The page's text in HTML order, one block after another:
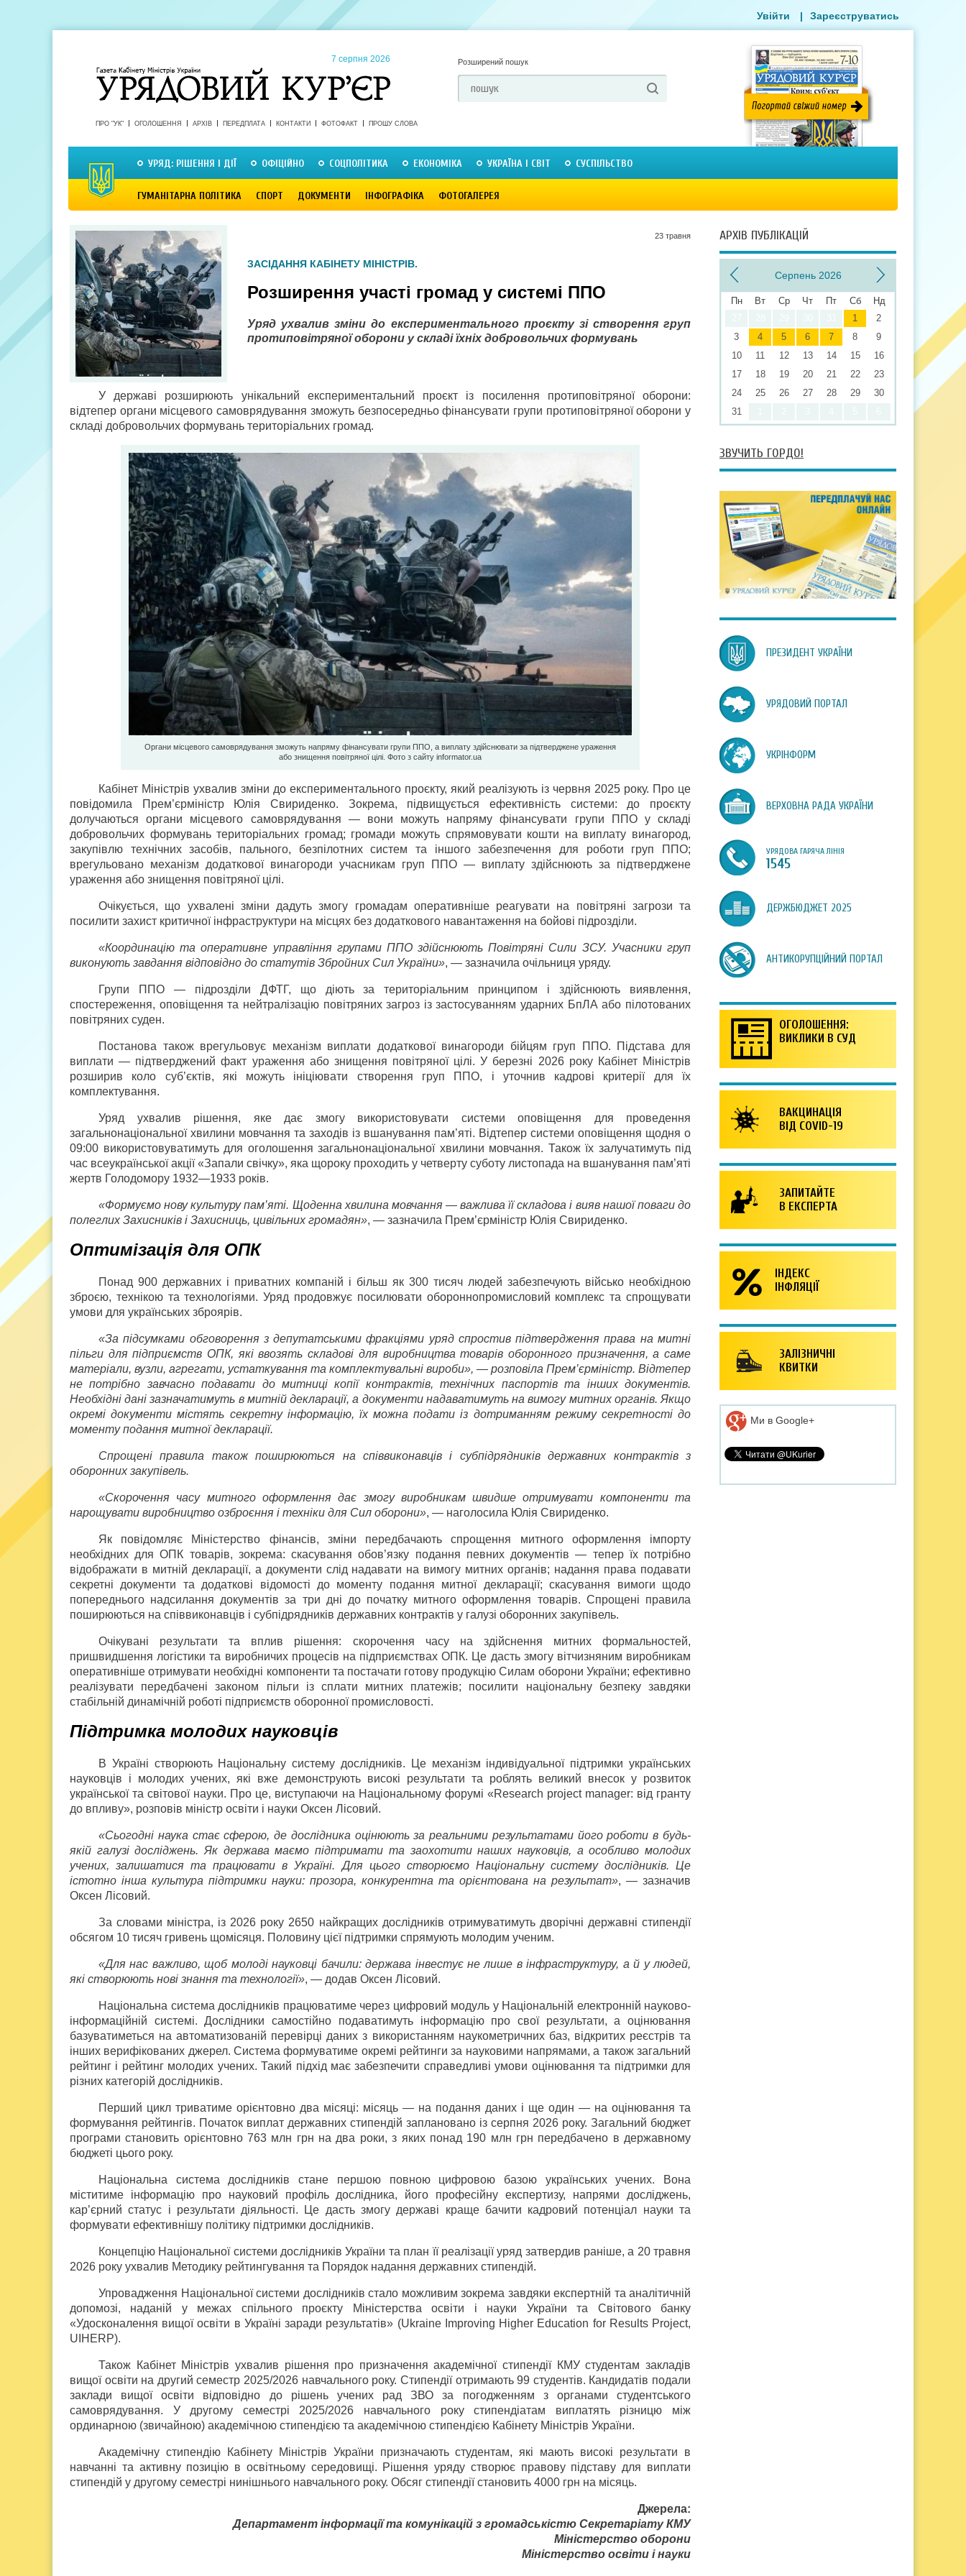
7 серпня 2026 Розширений пошук
ПРО "УК" ОГОЛОШЕННЯ АРХІВ ПЕРЕДПЛАТА КОНТАКТИ ФОТОФАКТ ПРОШУ СЛОВА
УРЯД: РІШЕННЯ І ДІЇ ОФІЦІЙНО СОЦПОЛІТИКА ЕКОНОМІКА УКРАЇНА І СВІТ СУСПІЛЬСТВО
ГУМАНІТАРНА ПОЛІТИКА СПОРТ ДОКУМЕНТИ ІНФОГРАФІКА ФОТОГАЛЕРЕЯ
Увійти | Зареєструватись
23 травня
ЗАСІДАННЯ КАБІНЕТУ МІНІСТРІВ.
Розширення участі громад у системі ППО
Уряд ухвалив зміни до експериментального проєкту зі створення груп
протиповітряної оборони у складі їхніх добровольчих формувань
У державі розширюють унікальний експериментальний проєкт із посилення протиповітряної оборони:
відтепер органи місцевого самоврядування зможуть безпосередньо фінансувати групи протиповітряної оборони у
складі добровольчих формувань територіальних громад.
Органи місцевого самоврядування зможуть напряму фінансувати групи ППО, а виплату здійснювати за підтверджене ураження
або знищення повітряної цілі. Фото з сайту informator.ua
Кабінет Міністрів ухвалив зміни до експериментального проєкту, який реалізують із червня 2025 року. Про це
повідомила Прем’єр­міністр Юлія Свириденко. Зокрема, підвищується ефективність системи: до проєкту
долучаються органи місцевого самоврядування — вони можуть напряму фінансувати групи ППО у складі
добровольчих формувань територіальних громад; громади можуть спрямовувати кошти на виплату винагород,
закупівлю технічних засобів, пального, безпілотних систем та іншого забезпечення для роботи груп ППО;
врегульовано механізм додаткової винагороди учасникам груп ППО — виплату здійснюють за підтверджене
ураження або знищення повітряної цілі.
Очікується, що ухвалені зміни дадуть змогу громадам оперативніше реагувати на повітряні загрози та
посилити захист критичної інфраструктури на місцях без додаткового навантаження на бойові підрозділи.
«Координацію та оперативне управління групами ППО здійснюють Повітряні Сили ЗСУ. Учасники груп
виконують завдання відповідно до статутів Збройних Сил України», — зазначила очільниця уряду.
Групи ППО — підрозділи ДФТГ, що діють за територіальним принципом і здійснюють виявлення,
спостереження, оповіщення та нейтралізацію повітряних загроз із застосуванням ударних БпЛА або пілотованих
повітряних суден.
Постанова також врегульовує механізм виплати додаткової винагороди бійцям груп ППО. Підстава для
виплати — підтверджений факт ураження або знищення повітряної цілі. У березні 2026 року Кабінет Міністрів
розширив коло суб’єктів, які можуть ініціювати створення груп ППО, і уточнив кадрові критерії для їх
комплектування.
Уряд ухвалив рішення, яке дає змогу використовувати системи оповіщення для проведення
загальнонаціональної хвилини мовчання та заходів із вшанування пам’яті. Відтепер системи оповіщення щодня о
09:00 використовуватимуть для оголошення загальнонаціональної хвилини мовчання. Також їх залучатимуть під
час всеукраїнської акції «Запали свічку», яка щороку проходить у четверту суботу листопада на вшанування пам’яті
жертв Голодомору 1932—1933 років.
«Формуємо нову культуру пам’яті. Щоденна хвилина мовчання — важлива її складова і вияв нашої поваги до
полеглих Захисників і Захисниць, цивільних громадян», — зазначила Прем’єр­міністр Юлія Свириденко.
Оптимізація для ОПК
Понад 900 державних і приватних компаній і більш як 300 тисяч людей забезпечують військо необхідною
зброєю, технікою та технологіями. Уряд продовжує посилювати оборонно­промисловий комплекс та спрощувати
умови для українських зброярів.
«За підсумками обговорення з депутатськими фракціями уряд спростив підтвердження права на митні
пільги для підприємств ОПК, які ввозять складові для виробництва товарів оборонного призначення, а саме
матеріали, вузли, агрегати, устаткування та комплектувальні вироби», — розповіла Прем’єр­міністр. Відтепер
не потрібно завчасно подавати до митниці копії контрактів, технічних паспортів та інших документів.
Необхідні дані зазначатимуть в митній декларації, а документи надаватимуть на вимогу митних органів. Якщо
окремі документи містять секретну інформацію, їх можна подати із дотриманням режиму секретності до
моменту подання митної декларації.
Спрощені правила також поширюються на співвиконавців і субпідрядників державних контрактів з
оборонних закупівель.
«Скорочення часу митного оформлення дає змогу виробникам швидше отримувати компоненти та
нарощувати виробництво озброєння і техніки для Сил оборони», — наголосила Юлія Свириденко.
Як повідомляє Міністерство фінансів, зміни передбачають спрощення митного оформлення імпорту
необхідних для ОПК товарів, зокрема: скасування обов’язку подання певних документів — тепер їх потрібно
відображати в митній декларації, а документи слід надавати на вимогу митних органів; надання права подавати
секретні документи та додаткові відомості до моменту подання митної декларації; скасування вимоги щодо
попереднього надсилання документів за три дні до початку митного оформлення товарів. Спрощені правила
поширюються на співвиконавців і субпідрядників державних контрактів у галузі оборонних закупівель.
Очікувані результати та вплив рішення: скорочення часу на здійснення митних формальностей,
пришвидшення логістики та виробничих процесів на підприємствах ОПК. Це дасть змогу вітчизняним виробникам
оперативніше отримувати необхідні компоненти та постачати готову продукцію Силам оборони України; ефективно
реалізувати передбачені законом пільги із сплати митних платежів; посилити національну безпеку завдяки
стабільній динамічній роботі підприємств оборонної промисловості.
Підтримка молодих науковців
В Україні створюють Національну систему дослідників. Це механізм індивідуальної підтримки українських
науковців і молодих учених, які вже демонструють високі результати та роблять великий внесок у розвиток
української та світової науки. Про це, виступаючи на Національному форумі «Research project manager: від гранту
до впливу», розповів міністр освіти і науки Оксен Лісовий.
«Сьогодні наука стає сферою, де дослідника оцінюють за реальними результатами його роботи в будь­
якій галузі досліджень. Як держава маємо підтримати та заохотити наших науковців, а особливо молодих
учених, залишатися та працювати в Україні. Для цього створюємо Національну систему дослідників. Це
істотно інша культура підтримки науки: прозора, конкурентна та орієнтована на результат», — зазначив
Оксен Лісовий.
За словами міністра, із 2026 року 2650 найкращих дослідників отримуватимуть дворічні державні стипендії
обсягом 10 тисяч гривень щомісяця. Половину цієї підтримки спрямують молодим ученим.
«Для нас важливо, щоб молоді науковці бачили: держава інвестує не лише в інфраструктуру, а й у людей,
які створюють нові знання та технології», — додав Оксен Лісовий.
Національна система дослідників працюватиме через цифровий модуль у Національній електронній науково­
інформаційній системі. Дослідники самостійно подаватимуть інформацію про свої результати, а оцінювання
базуватиметься на автоматизованій перевірці даних з використанням наукометричних баз, відкритих реєстрів та
інших верифікованих джерел. Система формуватиме окремі рейтинги за науковими напрямами, а також загальний
рейтинг і рейтинг молодих учених. Такий підхід має забезпечити справедливі умови оцінювання та підтримки для
різних категорій дослідників.
Перший цикл триватиме орієнтовно два місяці: місяць — на подання даних і ще один — на оцінювання та
формування рейтингів. Початок виплат державних стипендій заплановано із серпня 2026 року. Загальний бюджет
програми становить орієнтовно 763 млн грн на два роки, з яких понад 190 млн грн передбачено в державному
бюджеті цього року.
Національна система дослідників стане першою повною цифровою базою українських учених. Вона
міститиме інформацію про науковий профіль дослідника, його професійну експертизу, напрями досліджень,
кар’єрний статус і результати діяльності. Це дасть змогу державі краще бачити кадровий потенціал науки та
формувати ефективнішу політику підтримки дослідників.
Концепцію Національної системи дослідників України та план її реалізації уряд затвердив раніше, а 20 травня
2026 року ухвалив Методику рейтингування та Порядок надання державних стипендій.
Упровадження Національної системи дослідників стало можливим зокрема завдяки експертній та аналітичній
допомозі, наданій у межах спільного проєкту Міністерства освіти і науки України та Світового банку
«Удосконалення вищої освіти в Україні заради результатів» (Ukraine Improving Higher Education for Results Project,
UIHERP).
Також Кабінет Міністрів ухвалив рішення про призначення академічної стипендії КМУ студентам закладів
вищої освіти на другий семестр 2025/2026 навчального року. Стипендії отримають 99 студентів. Кандидатів подали
заклади вищої освіти відповідно до рішень учених рад ЗВО за погодженням з органами студентського
самоврядування. У другому семестрі 2025/2026 навчального року стипендіатам виплатять різницю між
ординарною (звичайною) академічною стипендією та академічною стипендією Кабінету Міністрів України.
Академічну стипендію Кабінету Міністрів України призначають студентам, які мають високі результати в
навчанні та активну позицію в освітньому середовищі. Рішення уряду створює правову підставу для виплати
стипендій у другому семестрі нинішнього навчального року. Обсяг стипендії становить 4000 грн на місяць.
Джерела:
Департамент інформації та комунікацій з громадськістю Секретаріату КМУ
Міністерство оборони
Міністерство освіти і науки
АРХІВ ПУБЛІКАЦІЙ
Серпень 2026
Пн Вт Ср Чт Пт Сб
Нд
1
2
3
4 5 6 7 8
9
10
11 12 13 14 15
16
17
18 19 20 21 22
23
24
25 26 27 28 29
30
31
ЗВУЧИТЬ ГОРДО!
ПРЕЗИДЕНТ УКРАЇНИ
УРЯДОВИЙ ПОРТАЛ
УКРІНФОРМ
ВЕРХОВНА РАДА УКРАЇНИ
УРЯДОВА ГАРЯЧА ЛІНІЯ
1545
ДЕРЖБЮДЖЕТ 2025
АНТИКОРУПЦІЙНИЙ ПОРТАЛ
ОГОЛОШЕННЯ:
ВИКЛИКИ В СУД
ВАКЦИНАЦІЯ
ВІД COVID-19
ЗАПИТАЙТЕ
В ЕКСПЕРТА
ІНДЕКС
ІНФЛЯЦІЇ
ЗАЛІЗНИЧНІ
КВИТКИ
Ми в Google+